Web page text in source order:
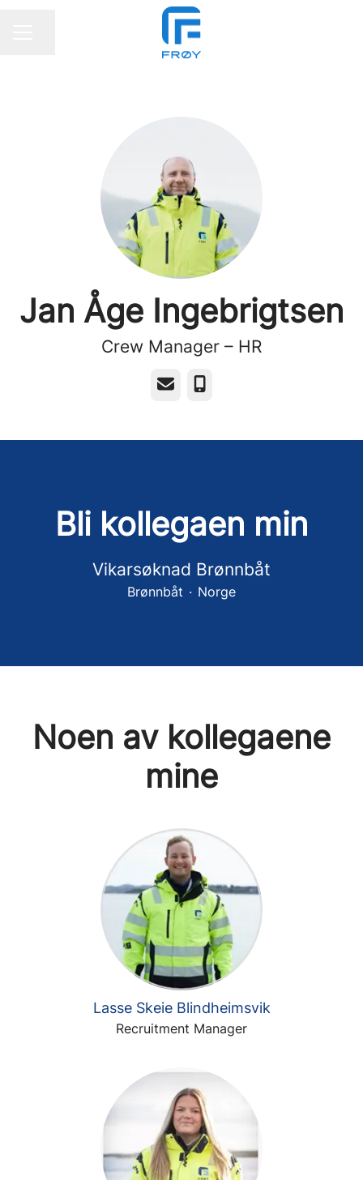
Jan Åge Ingebrigtsen
Crew Manager – HR
E-postTelefonnummer
Bli kollegaen min
Vikarsøknad Brønnbåt
Brønnbåt · Norge
Noen av kollegaene
mine
Lasse Skeie Blindheimsvik
Recruitment Manager